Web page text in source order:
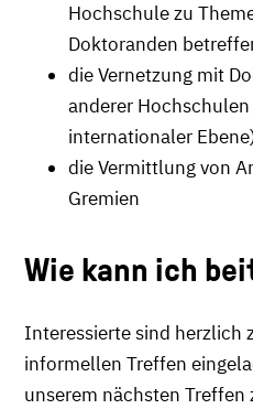
Hochschule zu
Doktoranden
die Vernetzung mit
anderer
internationaler
die Vermittlung von
Gremien
Wie kann ich
Interessierte sind herzlich
informellen Treffen
unserem nächsten